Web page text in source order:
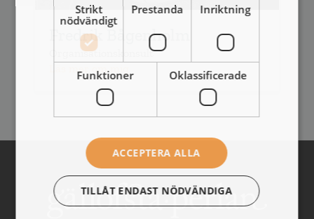
Fredrik Bågenholm
Organisationskonsult
Läs mer om mig
Strikt
nödvändigt
Prestanda Inriktning
Funktioner Oklassificerade
ACCEPTERA ALLA
TILLÅT ENDAST NÖDVÄNDIGA